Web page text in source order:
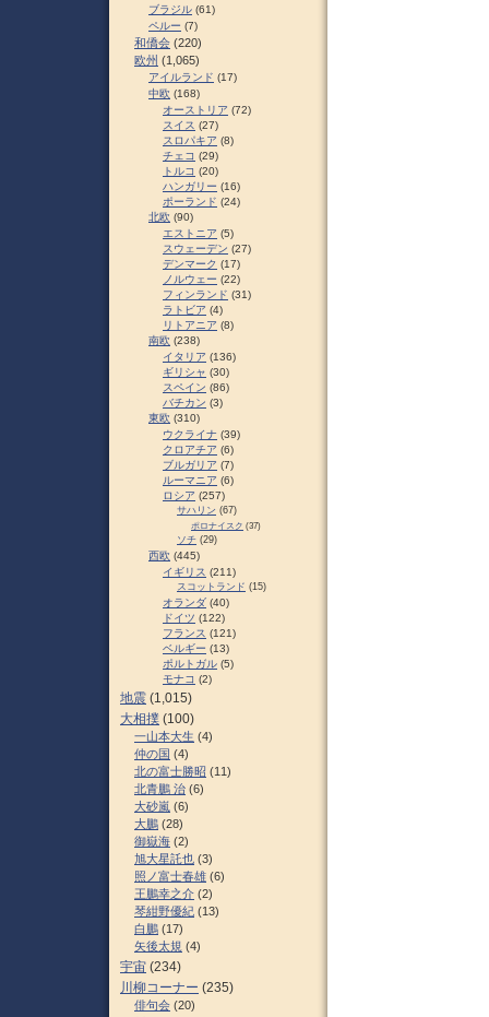
ブラジル (61)
ペルー (7)
和僑会 (220)
欧州 (1,065)
アイルランド (17)
中欧 (168)
オーストリア (72)
スイス (27)
スロパキア (8)
チェコ (29)
トルコ (20)
ハンガリー (16)
ポーランド (24)
北欧 (90)
エストニア (5)
スウェーデン (27)
デンマーク (17)
ノルウェー (22)
フィンランド (31)
ラトビア (4)
リトアニア (8)
南欧 (238)
イタリア (136)
ギリシャ (30)
スペイン (86)
バチカン (3)
東欧 (310)
ウクライナ (39)
クロアチア (6)
ブルガリア (7)
ルーマニア (6)
ロシア (257)
サハリン (67)
ポロナイスク (37)
ソチ (29)
西欧 (445)
イギリス (211)
スコットランド (15)
オランダ (40)
ドイツ (122)
フランス (121)
ベルギー (13)
ポルトガル (5)
モナコ (2)
地震 (1,015)
大相撲 (100)
一山本大生 (4)
仲の国 (4)
北の富士勝昭 (11)
北青鵬 治 (6)
大砂嵐 (6)
大鵬 (28)
御嶽海 (2)
旭大星託也 (3)
照ノ富士春雄 (6)
王鵬幸之介 (2)
琴紺野優紀 (13)
白鵬 (17)
矢後太規 (4)
宇宙 (234)
川柳コーナー (235)
俳句会 (20)